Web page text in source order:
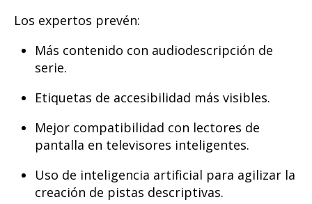
Los expertos prevén:
Más contenido con audiodescripción de
serie.
Etiquetas de accesibilidad más visibles.
Mejor compatibilidad con lectores de
pantalla en televisores inteligentes.
Uso de inteligencia artificial para agilizar la
creación de pistas descriptivas.